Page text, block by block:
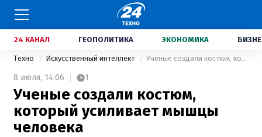
24 КАНАЛ ГЕОПОЛИТИКА ЭКОНОМИКА
Техно Искусственный интеллект Ученые создали костюм, который усиливает мышцы человека
8 июля, 14:06 1
Ученые создали костюм,
который усиливает мышцы
человека